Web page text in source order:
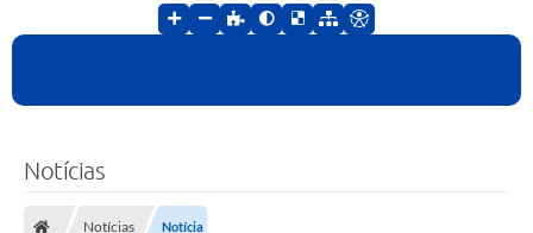
Notícias
Notícias Notícia